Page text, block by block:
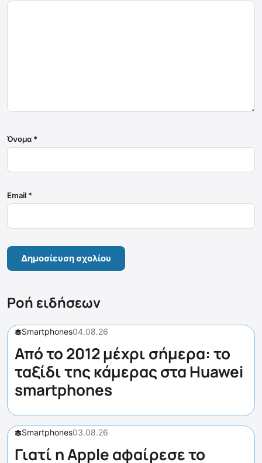
Όνομα *
Email *
Ροή ειδήσεων
Smartphones04.08.26
Από το 2012 μέχρι σήμερα: το
ταξίδι της κάμερας στα Huawei
smartphones
Smartphones03.08.26
Γιατί η Apple αφαίρεσε το